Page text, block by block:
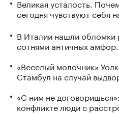
Великая усталость.
сегодня чувствуют себя
В Италии нашли обломки
сотнями античных
«Веселый молочник»
Стамбул на случай
«С ним не
конфликте люди с